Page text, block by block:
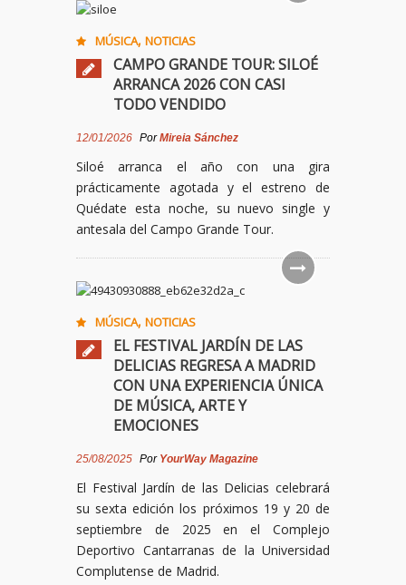
MÚSICA, NOTICIAS
CAMPO GRANDE TOUR: SILOÉ
ARRANCA 2026 CON CASI
TODO VENDIDO
12/01/2026 PorMireia Sánchez
Siloé arranca el año con una gira
prácticamente agotada y el estreno de
Quédate esta noche, su nuevo single y
antesala del Campo Grande Tour.
MÚSICA, NOTICIAS
EL FESTIVAL JARDÍN DE LAS
DELICIAS REGRESA A MADRID
CON UNA EXPERIENCIA ÚNICA
DE MÚSICA, ARTE Y
EMOCIONES
25/08/2025 Por YourWay Magazine
El Festival Jardín de las Delicias celebrará
su sexta edición los próximos 19 y 20 de
septiembre de 2025 en el Complejo
Deportivo Cantarranas de la Universidad
Complutense de Madrid.